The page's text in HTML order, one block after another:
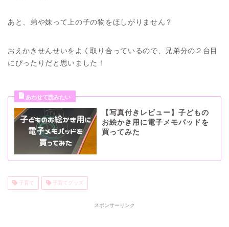
あと、弟や妹って上の子の物をほしがりません？
おえかきせんせいをよく取り合っているので、兄弟分の２台目
にぴったりだと思いました！
【写真付きレビュー】子どもの
お絵かき用に電子メモパッドを
買ってみた
子育て 子育てグッズ
スポンサーリンク